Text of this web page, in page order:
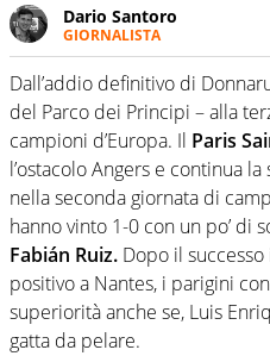
Dario Santoro
GIORNALISTA
Scrive, commenta,
sfaccettature. Tocca
concentrarsi sulle
Dall’addio definitivo di
del Parco dei Principi – alla
campioni d’Europa. Il Paris
l’ostacolo Angers e continua
nella seconda giornata di
hanno vinto 1-0 con un po’ di
Fabián Ruiz. Dopo il
positivo a Nantes, i parigini
superiorità anche se, Luis
gatta da pelare.